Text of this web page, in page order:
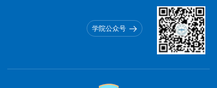
学院公众号